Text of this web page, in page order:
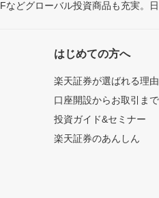
などグローバル投資商品も充実。
はじめての方へ
楽天証券が選ばれる理由
口座開設からお取引ま
投資ガイド&セミナー
楽天証券のあんしん